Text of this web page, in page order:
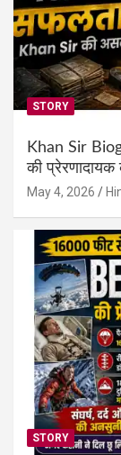
STORY
Khan Sir
की प्रेरणादायक
May 4, 2026
STORY